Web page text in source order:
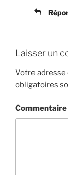
Laisser un
Votre adresse
obligatoires
Commentaire